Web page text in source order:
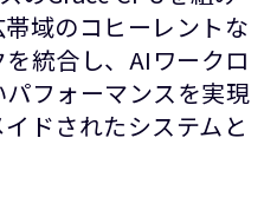
域のコヒーレントな
統合し、AIワークロ
フォーマンスを実現
ドされたシステムと